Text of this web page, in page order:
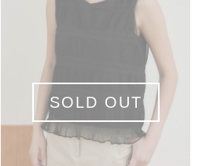
SOLD OUT